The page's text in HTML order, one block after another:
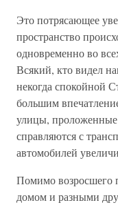
Это потрясающее
пространство
одновременно во
Всякий, кто видел
некогда спокойной
большим
улицы, проложенные
справляются с
автомобилей
Помимо возросшего
домом и разными